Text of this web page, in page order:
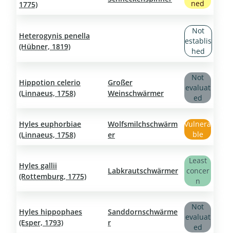
1775)
ned
Heterogynis penella
(Hübner, 1819)
Not
establis
hed
Hippotion celerio
(Linnaeus, 1758)
Großer
Weinschwärmer
Not
evaluat
ed
Hyles euphorbiae
(Linnaeus, 1758)
Wolfsmilchschwärm
er
Vulnera
ble
Hyles gallii
(Rottemburg, 1775)
Labkrautschwärmer
Least
concer
n
Hyles hippophaes
(Esper, 1793)
Sanddornschwärme
r
Not
evaluat
ed